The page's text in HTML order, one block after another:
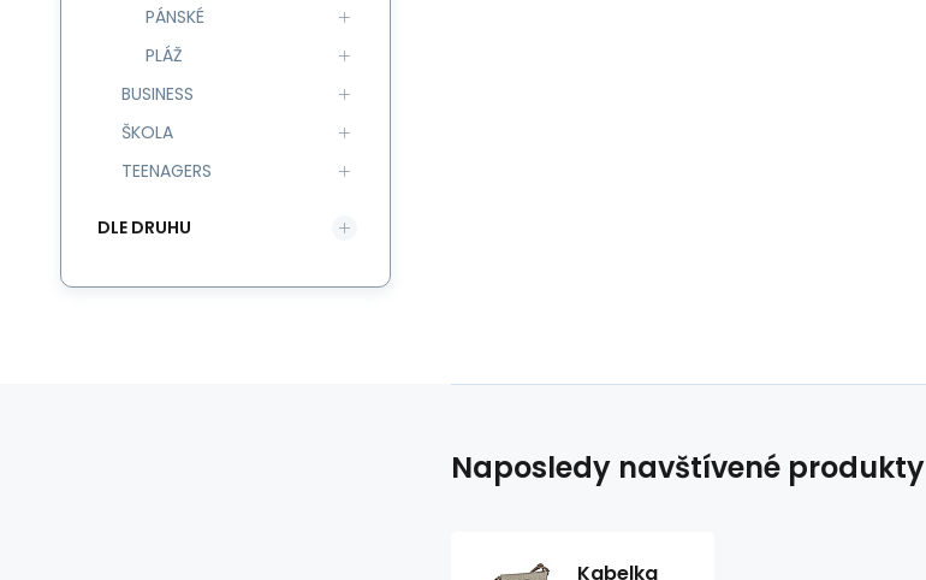
PÁNSKÉ
PLÁŽ
BUSINESS
ŠKOLA
TEENAGERS
DLE DRUHU
Naposledy navštívené produkty
Kabelka